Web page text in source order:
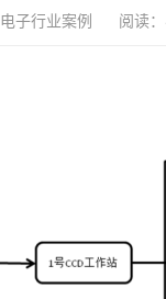
电子行业案例 阅读